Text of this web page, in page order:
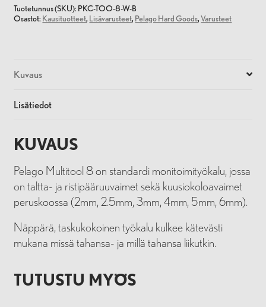
Tuotetunnus (SKU): PKC-TOO-8-W-B
Osastot: Kausituotteet, Lisävarusteet, Pelago Hard Goods,Varusteet
Kuvaus
Lisätiedot
KUVAUS
Pelago Multitool 8 on standardi monitoimityökalu, jossa
on taltta- ja ristipääruuvaimet sekä kuusiokoloavaimet
peruskoossa (2mm, 2.5mm, 3mm, 4mm, 5mm, 6mm).
Näppärä, taskukokoinen työkalu kulkee kätevästi
mukana missä tahansa- ja millä tahansa liikutkin.
TUTUSTU MYÖS